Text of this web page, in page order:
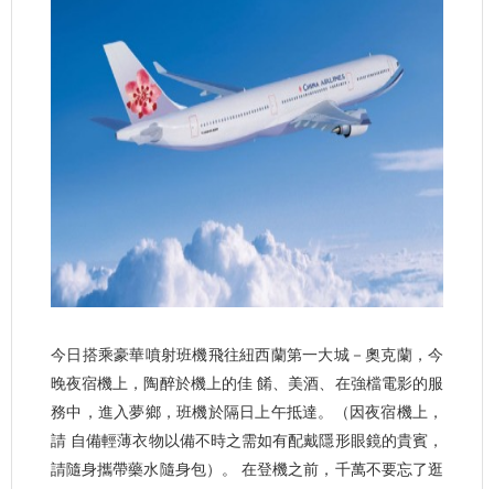
今日搭乘豪華噴射班機飛往紐西蘭第一大城－奧克蘭，今
晚夜宿機上，陶醉於機上的佳 餚、美酒、在強檔電影的服
務中，進入夢鄉，班機於隔日上午抵達。（因夜宿機上，
請 自備輕薄衣物以備不時之需如有配戴隱形眼鏡的貴賓，
請隨身攜帶藥水隨身包）。 在登機之前，千萬不要忘了逛